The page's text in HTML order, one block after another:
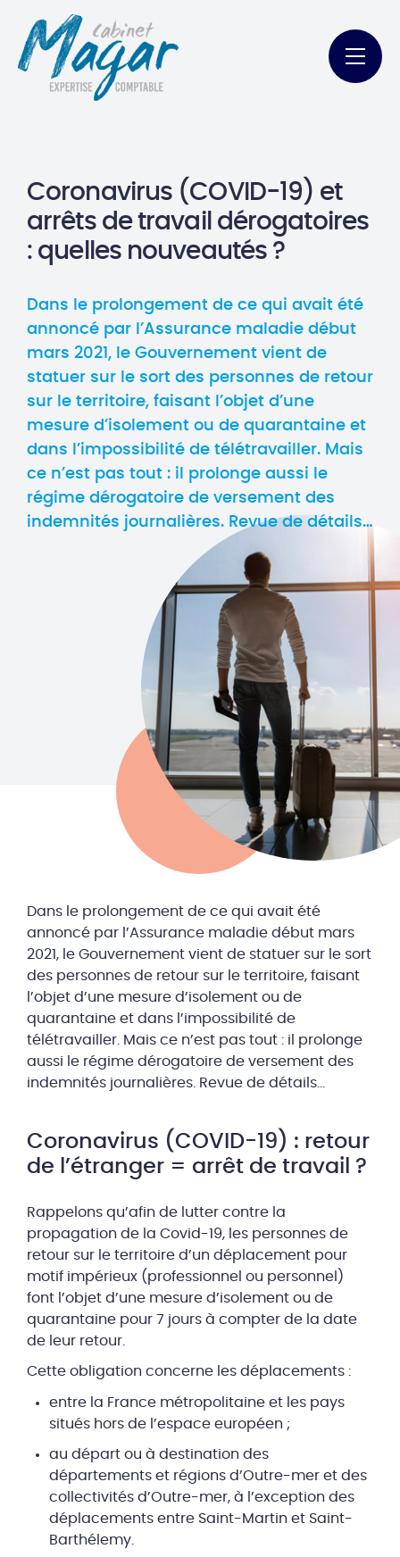
Coronavirus (COVID-19) et
arrêts de travail dérogatoires
: quelles nouveautés ?
Dans le prolongement de ce qui avait été
annoncé par l’Assurance maladie début
mars 2021, le Gouvernement vient de
statuer sur le sort des personnes de retour
sur le territoire, faisant l’objet d’une
mesure d’isolement ou de quarantaine et
dans l’impossibilité de télétravailler. Mais
ce n’est pas tout : il prolonge aussi le
régime dérogatoire de versement des
indemnités journalières. Revue de détails…
Dans le prolongement de ce qui avait été
annoncé par l’Assurance maladie début mars
2021, le Gouvernement vient de statuer sur le sort
des personnes de retour sur le territoire, faisant
l’objet d’une mesure d’isolement ou de
quarantaine et dans l’impossibilité de
télétravailler. Mais ce n’est pas tout : il prolonge
aussi le régime dérogatoire de versement des
indemnités journalières. Revue de détails…
Coronavirus (COVID-19) : retour
de l’étranger = arrêt de travail ?
Rappelons qu’afin de lutter contre la
propagation de la Covid-19, les personnes de
retour sur le territoire d’un déplacement pour
motif impérieux (professionnel ou personnel)
font l’objet d’une mesure d’isolement ou de
quarantaine pour 7 jours à compter de la date
de leur retour.
Cette obligation concerne les déplacements :
entre la France métropolitaine et les pays
situés hors de l’espace européen ;
au départ ou à destination des
départements et régions d’Outre-mer et des
collectivités d’Outre-mer, à l’exception des
déplacements entre Saint-Martin et Saint-
Barthélemy.